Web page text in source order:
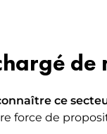
ce
force de